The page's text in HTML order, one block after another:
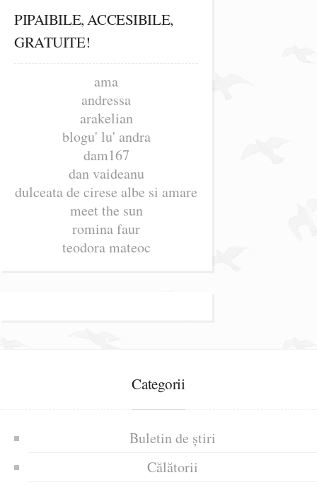
PIPAIBILE, ACCESIBILE,
GRATUITE!
ama
andressa
arakelian
blogu' lu' andra
dam167
dan vaideanu
dulceata de cirese albe si amare
meet the sun
romina faur
teodora mateoc
Categorii
Buletin de știri
Călătorii